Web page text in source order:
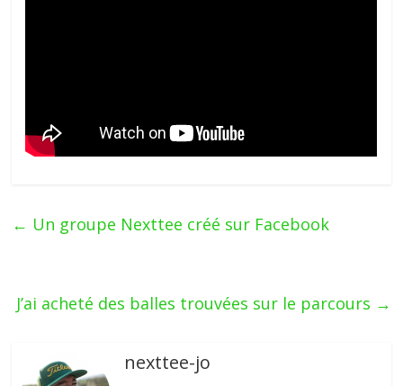
← Un groupe Nexttee créé sur Facebook
J’ai acheté des balles trouvées sur le parcours →
nexttee-jo